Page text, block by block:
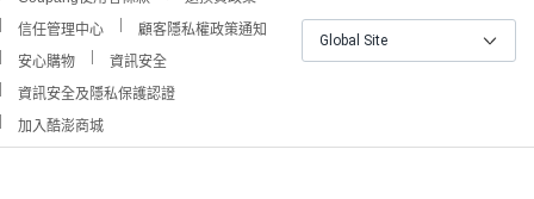
信任管理中心
顧客隱私權政策通知
安心購物
資訊安全
資訊安全及隱私保護認證
加入酷澎商城
Global Site